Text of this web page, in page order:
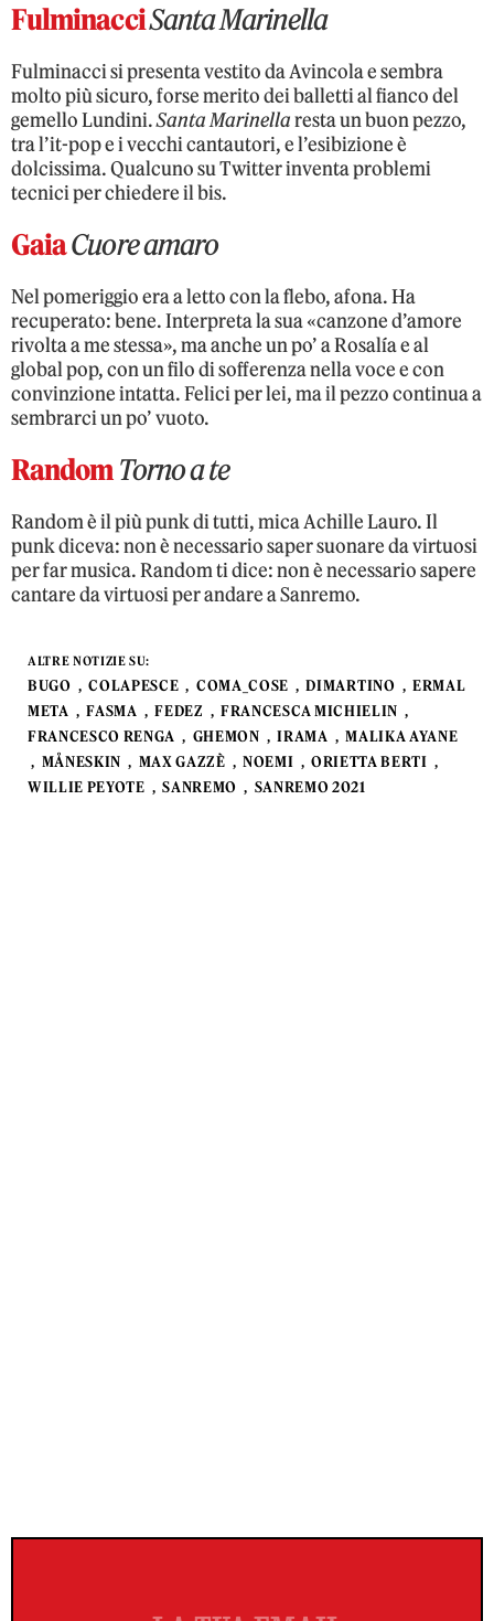
FulminacciSanta Marinella
Fulminacci si presenta vestito da Avincola e sembra
molto più sicuro, forse merito dei balletti al fianco del
gemello Lundini.Santa Marinellaresta un buon pezzo,
tra l’it-pop e i vecchi cantautori, e l’esibizione è
dolcissima. Qualcuno su Twitter inventa problemi
tecnici per chiedere il bis.
GaiaCuore amaro
Nel pomeriggio era a letto con la flebo, afona. Ha
recuperato: bene. Interpreta la sua «canzone d’amore
rivolta a me stessa», ma anche un po’ a Rosalía e al
global pop, con un filo di sofferenza nella voce e con
convinzione intatta. Felici per lei, ma il pezzo continua a
sembrarci un po’ vuoto.
RandomTorno a te
Random è il più punk di tutti, mica Achille Lauro. Il
punk diceva: non è necessario saper suonare da virtuosi
per far musica. Random ti dice: non è necessario sapere
cantare da virtuosi per andare a Sanremo.
ALTRE NOTIZIE SU:
BUGO COLAPESCE COMA_COSE DIMARTINO
ERMAL
META
FASMA FEDEZ
FRANCESCA MICHIELIN
FRANCESCO RENGA
GHEMON IRAMA
MALIKA AYANE
MÅNESKIN
MAX GAZZÈ NOEMI
ORIETTA BERTI
WILLIE PEYOTE
SANREMO SANREMO 2021